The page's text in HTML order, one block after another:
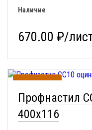
Наличие
670.00 ₽/
В наличии
Профнастил
400х116